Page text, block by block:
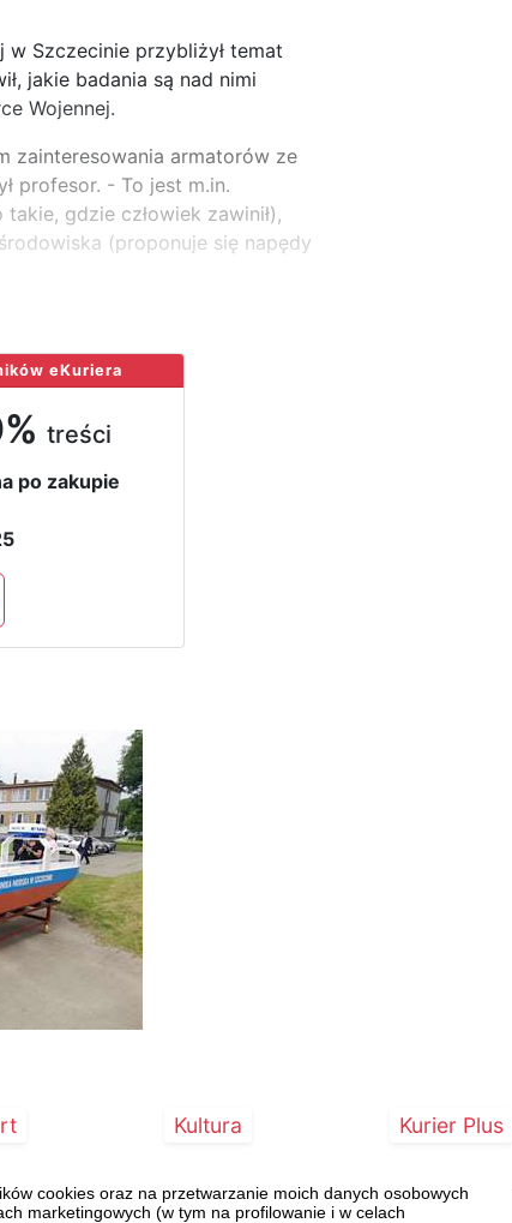
cookies oraz na przetwarzanie moich danych osobowych
marketingowych (w tym na profilowanie i w celach
Szczecinie przybliżył temat
jakie badania są nad nimi
Wojennej.
zainteresowania armatorów ze
profesor. - To jest m.in.
gdzie człowiek zawinił),
(proponuje się napędy
eKuriera
treści
po zakupie
Kultura Kurier Plus